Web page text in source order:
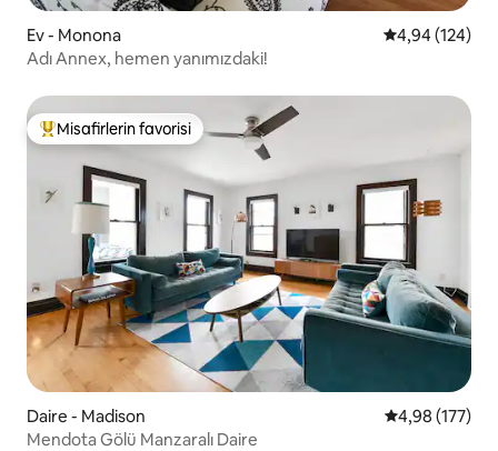
Ev - Monona 5 üzerinden
4,94 (124)
Adı Annex, hemen yanımızdaki!
Misafirlerin favorilerinden en beğenilenler arasında
Misafirlerin favorisi
Daire - Madison 5 üzerinden
4,98 (177)
Mendota Gölü Manzaralı Daire